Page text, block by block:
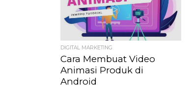
DIGITAL MARKETING
Cara Membuat Video
Animasi Produk di
Android